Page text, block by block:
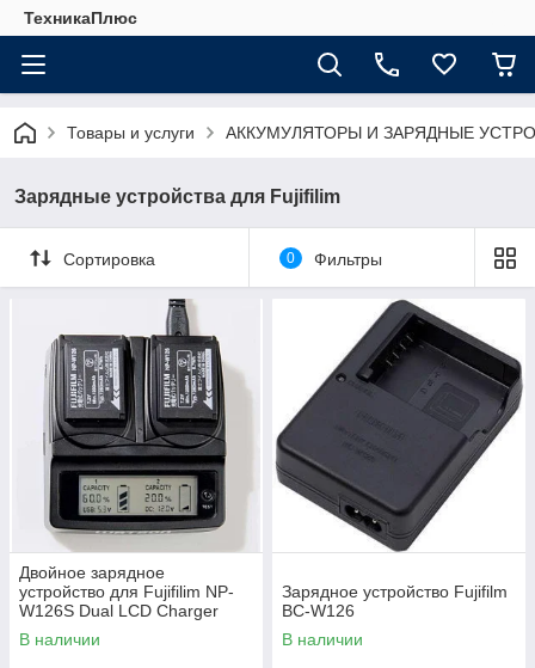
ТехникаПлюс
Товары и услуги АККУМУЛЯТОРЫ И ЗАРЯДНЫЕ
Зарядные устройства для Fujifilim
Сортировка 0 Фильтры
Двойное зарядное
устройство для Fujifilim NP-
W126S Dual LCD Charger
В наличии
Зарядное устройство Fujifilm
BC-W126
В наличии